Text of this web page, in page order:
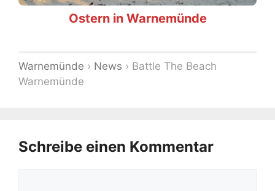
Ostern in Warnemünde
Warnemünde › News › Battle The Beach
Warnemünde
Schreibe einen Kommentar